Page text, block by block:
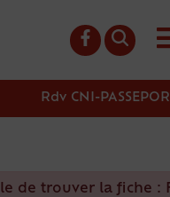
Rdv CNI-
de trouver la fiche :